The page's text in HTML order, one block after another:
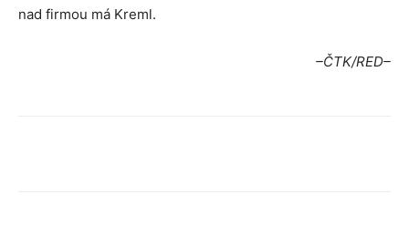
nad firmou má Kreml.
–ČTK/RED–